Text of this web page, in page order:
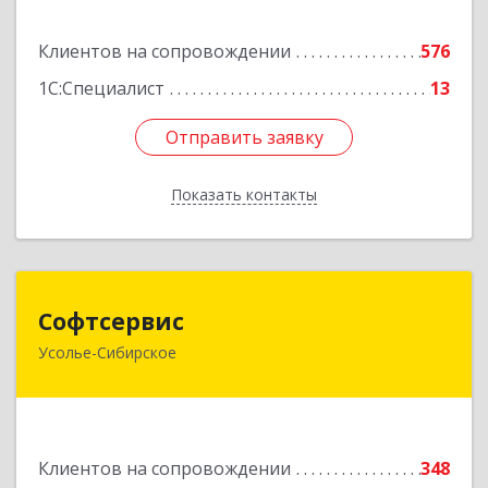
Клиентов на сопровождении
576
1С:Специалист
13
Отправить заявку
Показать контакты
Отправить заявку
Назад
Софтсервис
Усолье-Сибирское
Клиентов на сопровождении
348
665451, Иркутская обл, Усолье-Сибирское г,